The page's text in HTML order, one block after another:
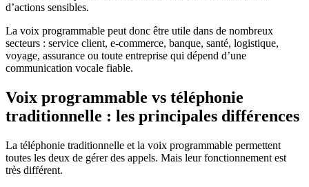
d’actions sensibles.
La voix programmable peut donc être utile dans de nombreux
secteurs : service client, e-commerce, banque, santé, logistique,
voyage, assurance ou toute entreprise qui dépend d’une
communication vocale fiable.
Voix programmable vs téléphonie
traditionnelle : les principales différences
La téléphonie traditionnelle et la voix programmable permettent
toutes les deux de gérer des appels. Mais leur fonctionnement est
très différent.